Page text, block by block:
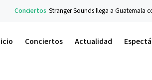
Stranger Sounds llega a Guatemala con concierto
Conciertos Actualidad